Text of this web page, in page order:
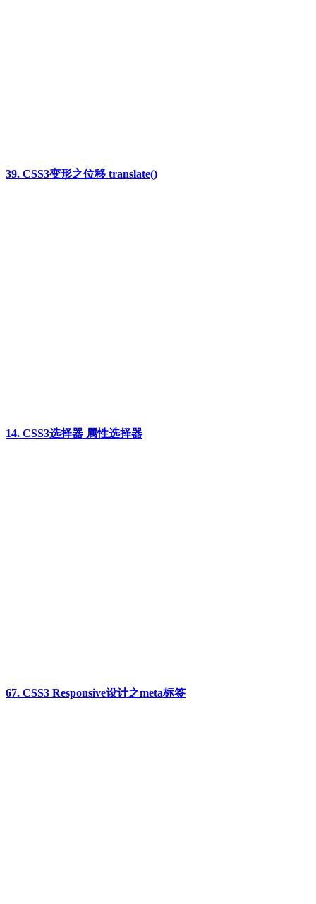
39. CSS3变形之位移 translate()
14. CSS3选择器 属性选择器
67. CSS3 Responsive设计之meta标签